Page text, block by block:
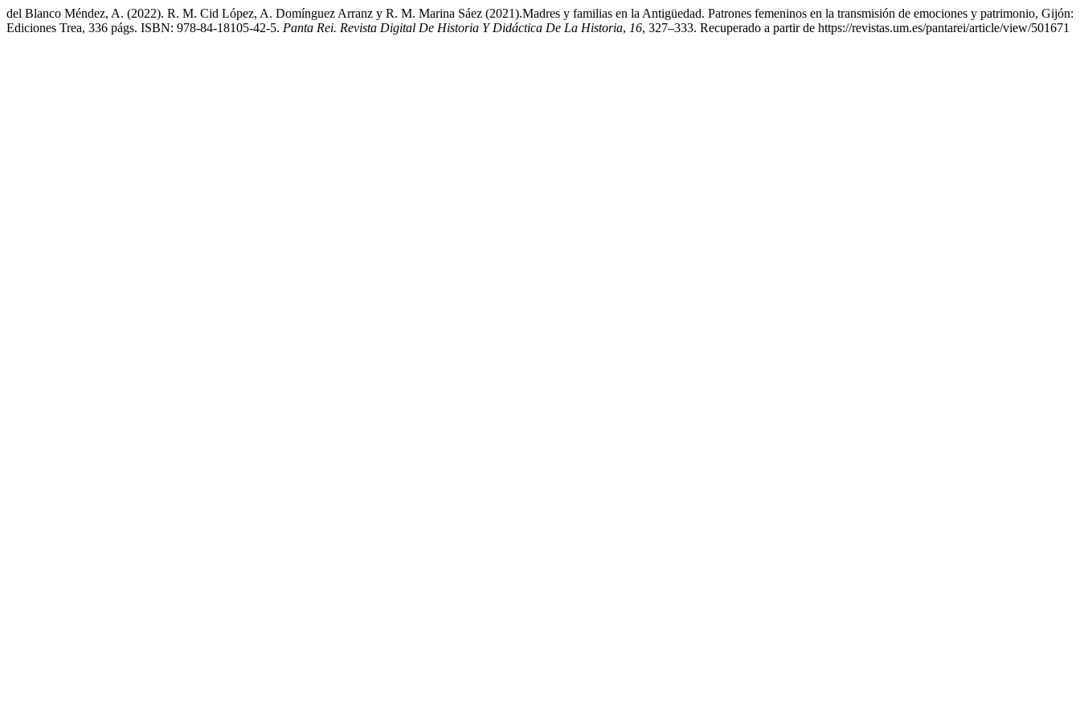
del Blanco Méndez, A. (2022). R. M. Cid López, A. Domínguez Arranz y R. M. Marina Sáez (2021).Madres y familias en la Antigüedad. Patrones femeninos en la transmisión de emociones y patrimonio, Gijón:
Ediciones Trea, 336 págs. ISBN: 978-84-18105-42-5. Panta Rei. Revista Digital De Historia Y Didáctica De La Historia, 16, 327–333. Recuperado a partir de https://revistas.um.es/pantarei/article/view/501671